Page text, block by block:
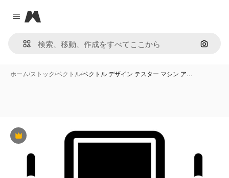
Close menu
Magnific
画像で
ホーム/ストック/ベクトル/ベクトル デザイン テスター マシン ア…
Premium